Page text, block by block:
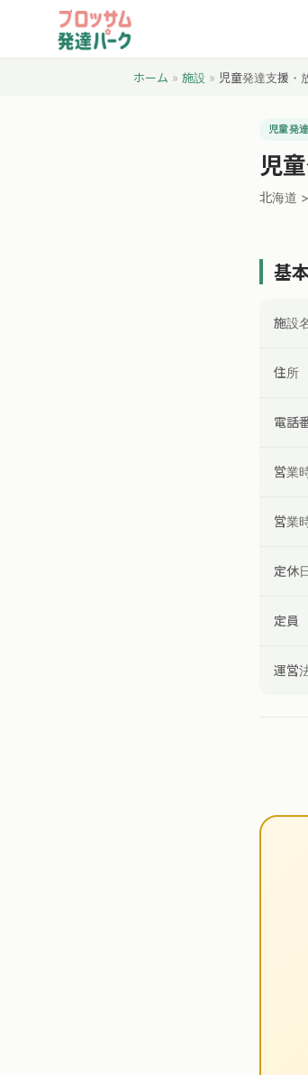
ホーム » 施設 » 児童発達支援
児童発
児
北海道
基
施設
住所
電話
営業
営業
定休
定員
運営